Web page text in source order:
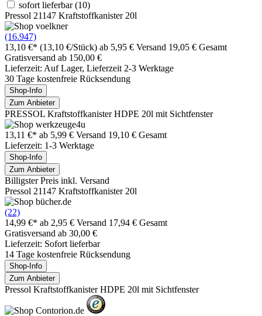
sofort lieferbar(10)
Pressol 21147 Kraftstoffkanister 20l
(16.947)
13,10 €* (13,10 €/Stück) ab 5,95 € Versand 19,05 € Gesamt
Gratisversand ab 150,00 €
Lieferzeit: Auf Lager, Lieferzeit 2-3 Werktage
30 Tage kostenfreie Rücksendung
Shop-Info
Zum Anbieter
PRESSOL Kraftstoffkanister HDPE 20l mit Sichtfenster
13,11 €* ab 5,99 € Versand 19,10 € Gesamt
Lieferzeit: 1-3 Werktage
Shop-Info
Zum Anbieter
Billigster Preis inkl. Versand
Pressol 21147 Kraftstoffkanister 20l
(22)
14,99 €* ab 2,95 € Versand 17,94 € Gesamt
Gratisversand ab 30,00 €
Lieferzeit: Sofort lieferbar
14 Tage kostenfreie Rücksendung
Shop-Info
Zum Anbieter
Pressol Kraftstoffkanister HDPE 20l mit Sichtfenster